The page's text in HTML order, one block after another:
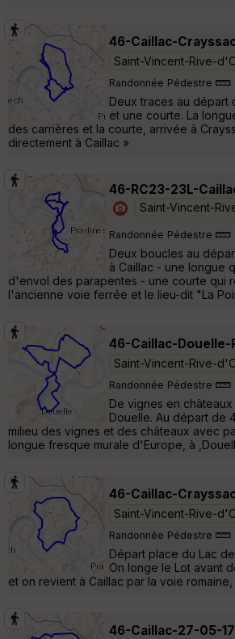
46-Caillac-
Saint-Vincent-Rive-
Randonnée Pédestre
Deux traces au départ
et une courte. La
des carrières et la courte, arrivée à
directement à Caillac »
46-RC23-23L-
Saint-Vincent-
Randonnée Pédestre
Deux boucles au
à Caillac - une longue
d'envol des parapentes - une courte qui
l'ancienne voie ferrée et le lieu-dit "La
46-Caillac-Douelle-
Saint-Vincent-Rive-
Randonnée Pédestre
De vignes en
Douelle. Au départ de
milieu des vignes et des châteaux avec
longue fresque murale d'Europe, à
46-Caillac-
Saint-Vincent-Rive-
Randonnée Pédestre
Départ place du Lac
On longe le Lot avant
et on revient à Caillac par la voie
46-Caillac-27-05-17